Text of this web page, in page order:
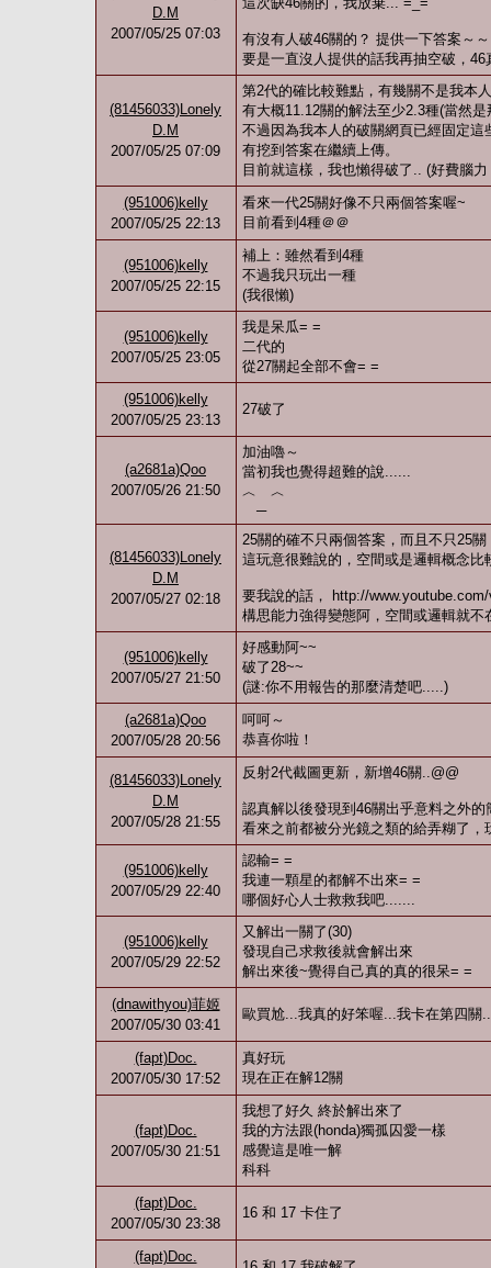
D.M
2007/05/25 07:03
有沒有人破46關的？ 提供一下答案～～
要是一直沒人提供的話我再抽空破，
(81456033)Lonely
D.M
2007/05/25 07:09
第2代的確比較難點，有幾關不是我本
有大概11.12關的解法至少2.3種(當然
不過因為我本人的破關網頁已經固定
有挖到答案在繼續上傳。
目前就這樣，我也懶得破了.. (好費腦
(951006)kelly
2007/05/25 22:13
看來一代25關好像不只兩個答案喔~
目前看到4種＠＠
(951006)kelly
2007/05/25 22:15
補上：雖然看到4種
不過我只玩出一種
(我很懶)
(951006)kelly
2007/05/25 23:05
我是呆瓜= =
二代的
從27關起全部不會= =
(951006)kelly
2007/05/25 23:13
27破了
(a2681a)Qoo
2007/05/26 21:50
加油嚕～
當初我也覺得超難的說......
︿ ︿
─
(81456033)Lonely
D.M
2007/05/27 02:18
25關的確不只兩個答案，而且不只25
這玩意很難說的，空間或是邏輯概念
要我說的話， http://
構思能力強得變態阿，空間或邏輯就不
(951006)kelly
2007/05/27 21:50
好感動阿~~
破了28~~
(謎:你不用報告的那麼清楚吧.....)
(a2681a)Qoo
2007/05/28 20:56
呵呵～
恭喜你啦！
(81456033)Lonely
D.M
2007/05/28 21:55
反射2代截圖更新，新增46關..@@
認真解以後發現到46關出乎意料之外的
看來之前都被分光鏡之類的給弄糊了，
(951006)kelly
2007/05/29 22:40
認輸= =
我連一顆星的都解不出來= =
哪個好心人士救救我吧.......
(951006)kelly
2007/05/29 22:52
又解出一關了(30)
發現自己求救後就會解出來
解出來後~覺得自己真的真的很呆= =
(dnawithyou)菲姬
2007/05/30 03:41
歐買尬...我真的好笨喔...我卡在第四關
(fapt)Doc.
2007/05/30 17:52
真好玩
現在正在解12關
(fapt)Doc.
2007/05/30 21:51
我想了好久 終於解出來了
我的方法跟(honda)獨孤囚愛一樣
感覺這是唯一解
科科
(fapt)Doc.
2007/05/30 23:38
16 和 17 卡住了
(fapt)Doc.